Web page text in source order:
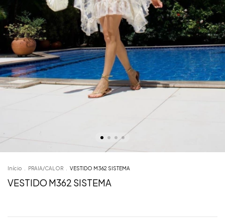
Início . PRAIA/CALOR . VESTIDO M362 SISTEMA
VESTIDO M362 SISTEMA